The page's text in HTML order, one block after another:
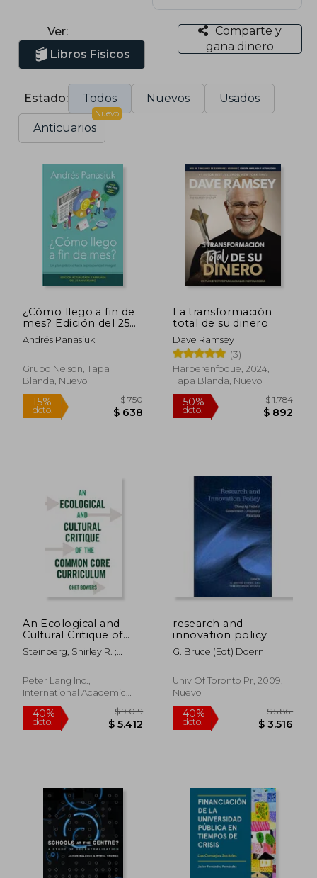
Ver:
Libros Físicos
Comparte y
gana dinero
Estado: Todos Nuevos Usados
Anticuarios
Nuevo
¿Cómo llego a fin de
mes? Edición del 25
Aniversario: Un plan
práctico hacia la
Andrés Panasiuk
Grupo Nelson, Tapa
Blanda, Nuevo
dcto.
La transformación
total de su dinero
Dave Ramsey
(3)
Harperenfoque, 2024,
Tapa Blanda, Nuevo
50%
dcto.
An Ecological and
Cultural Critique of
the Common Core
Curriculum (en
Steinberg, Shirley R. ;
Peter Lang Inc.,
International Academic
Publi, Tapa Blanda, Nuevo
40%
dcto.
research and
innovation policy
G. Bruce (edt) Doern
Univ Of Toronto Pr, 2009,
Nuevo
40%
dcto.